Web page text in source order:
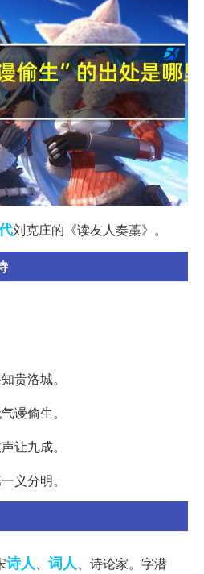
刘克庄的《读友人奏藁》。
贵洛城。
谩偷生。
让九成。
义分明。
诗人、 词人、诗论家。字潜